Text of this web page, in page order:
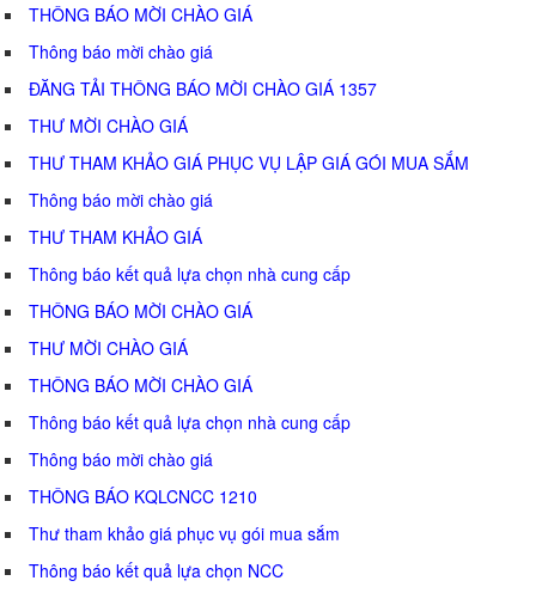
THÔNG BÁO MỜI CHÀO GIÁ
Thông báo mời chào giá
ĐĂNG TẢI THÔNG BÁO MỜI CHÀO GIÁ 1357
THƯ MỜI CHÀO GIÁ
THƯ THAM KHẢO GIÁ PHỤC VỤ LẬP GIÁ GÓI MUA SẮM
Thông báo mời chào giá
THƯ THAM KHẢO GIÁ
Thông báo kết quả lựa chọn nhà cung cấp
THÔNG BÁO MỜI CHÀO GIÁ
THƯ MỜI CHÀO GIÁ
THÔNG BÁO MỜI CHÀO GIÁ
Thông báo kết quả lựa chọn nhà cung cấp
Thông báo mời chào giá
THÔNG BÁO KQLCNCC 1210
Thư tham khảo giá phục vụ gói mua sắm
Thông báo kết quả lựa chọn NCC